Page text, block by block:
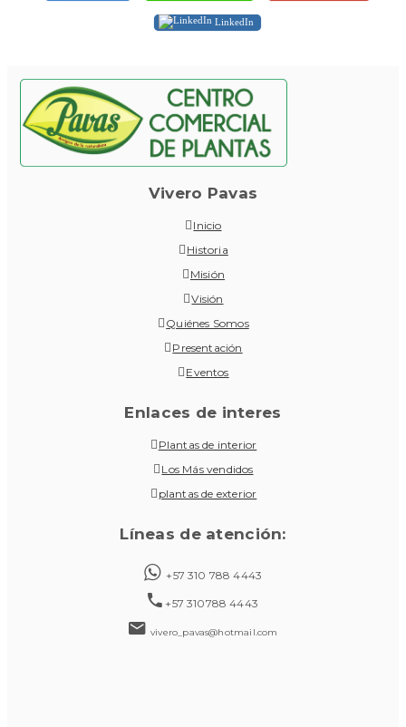
LinkedIn
Vivero Pavas
Inicio
Historia
Misión
Visión
Quiénes Somos
Presentación
Eventos
Enlaces de interes
Plantas de interior
Los Más vendidos
plantas de exterior
Líneas de atención:
+57 310 788 4443
+57 310788 4443
vivero_pavas@hotmail.com